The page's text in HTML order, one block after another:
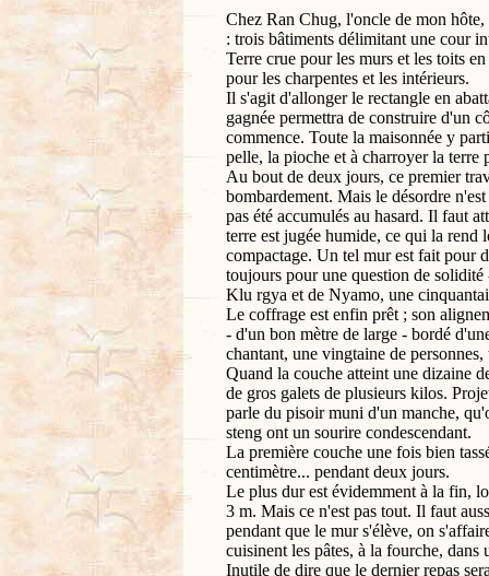
Chez Ran Chug, l'oncle de mon
: trois bâtiments délimitant une cour
Terre crue pour les murs et les toits
pour les charpentes et les intérieurs.
Il s'agit d'allonger le rectangle en
gagnée permettra de construire d'un
commence. Toute la maisonnée y
pelle, la pioche et à charroyer la terre
Au bout de deux jours, ce premier
bombardement. Mais le désordre
pas été accumulés au hasard. Il faut
terre est jugée humide, ce qui la
compactage. Un tel mur est fait pour
toujours pour une question de
Klu rgya et de Nyamo, une
Le coffrage est enfin prêt ; son
- d'un bon mètre de large - bordé
chantant, une vingtaine de
Quand la couche atteint une dizaine
de gros galets de plusieurs kilos.
parle du pisoir muni d'un manche,
steng ont un sourire condescendant.
La première couche une fois bien
centimètre... pendant deux jours.
Le plus dur est évidemment à la fin,
3 m. Mais ce n'est pas tout. Il faut
pendant que le mur s'élève, on
cuisinent les pâtes, à la fourche,
Inutile de dire que le dernier repas